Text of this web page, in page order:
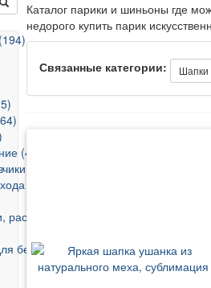
(4)
(4)
за детьми
раскраски,
безопасности
Каталог парики и шиньоны где
недорого купить парик
Связанные категории: Шапки